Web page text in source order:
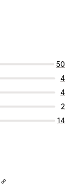
50
4
4
2
14